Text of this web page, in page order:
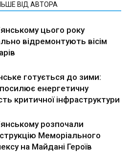
ВІД АВТОРА
цього року
відремонтують вісім
готується до зими:
енергетичну
критичної інфраструктури
розпочали
Меморіального
на Майдані Героїв